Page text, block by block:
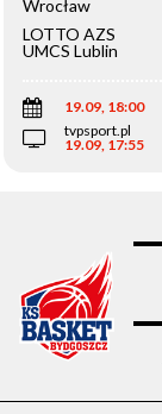
Wrocław
LOTTO AZS
UMCS Lublin
19.09, 18:00
tvpsport.pl
19.09, 17:55